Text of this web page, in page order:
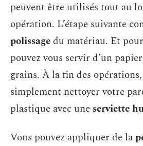
peuvent être utilisés tout au
opération. L’étape suivante
polissagedu matériau. Et
pouvez vous servir d’un
grains. À la fin des
simplement nettoyer votre
plastique avec une serviette
Vous pouvez appliquer de la